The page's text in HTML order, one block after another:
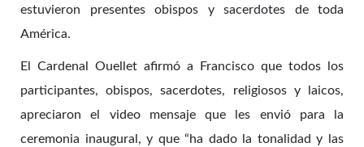
estuvieron presentes obispos y sacerdotes de toda
América.
El Cardenal Ouellet afirmó a Francisco que todos los
participantes, obispos, sacerdotes, religiosos y laicos,
apreciaron el video mensaje que les envió para la
ceremonia inaugural, y que “ha dado la tonalidad y las